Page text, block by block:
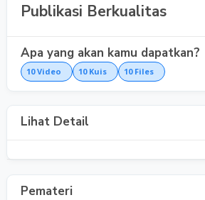
Publikasi Berkualitas
Apa yang akan kamu dapatkan?
10 Video 10 Kuis 10 Files
Lihat Detail
Pemateri